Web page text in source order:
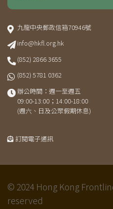
九龍中央郵政信箱70946號
info@hkfl.org.hk
(852) 2866 3655
(852) 5781 0362
辦公時間：週一至週五
09:00-13:00；14:00-18:00
(週六、日及公眾假期休息)
訂閱電子通訊
© 2024 Hong Kong
reserved